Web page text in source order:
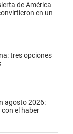
de América
en un
tres opciones
agosto 2026:
el haber